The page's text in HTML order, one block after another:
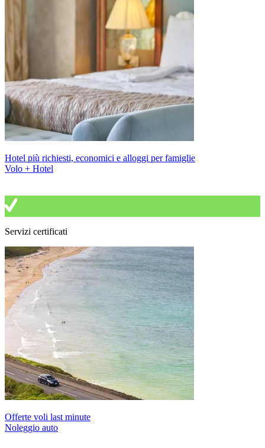
Hotel più richiesti, economici e alloggi per famiglie
Volo + Hotel
Servizi certificati
Offerte voli last minute
Noleggio auto